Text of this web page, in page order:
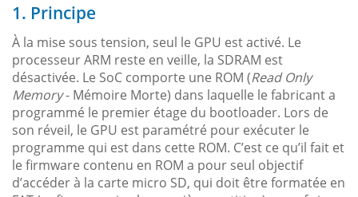
1. Principe
À la mise sous tension, seul le GPU est activé. Le
processeur ARM reste en veille, la SDRAM est
désactivée. Le SoC comporte une ROM (Read Only
Memory- Mémoire Morte) dans laquelle le fabricant a
programmé le premier étage du bootloader. Lors de
son réveil, le GPU est paramétré pour exécuter le
programme qui est dans cette ROM. C’est ce qu’il fait et
le firmware contenu en ROM a pour seul objectif
d’accéder à la carte micro SD, qui doit être formatée en